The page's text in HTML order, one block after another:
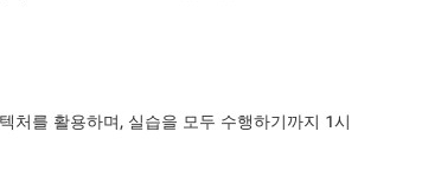
처를 활용하며, 실습을 모두 수행하기까지 1시